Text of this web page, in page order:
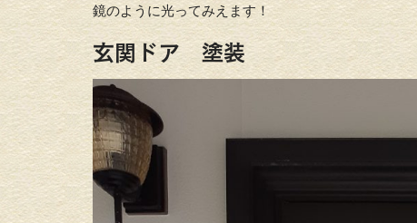
鏡のように光ってみえます！
玄関ドア 塗装